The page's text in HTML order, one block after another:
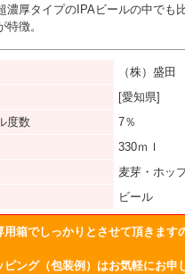
濃厚タイプのIPAビールの中でも
特徴。
（株）盛田
[愛知県]
度数
7％
330ｍｌ
麦芽・ホッ
ビール
用箱でしっかりとさせて頂きます
ピング（包装例）はお気軽にお申